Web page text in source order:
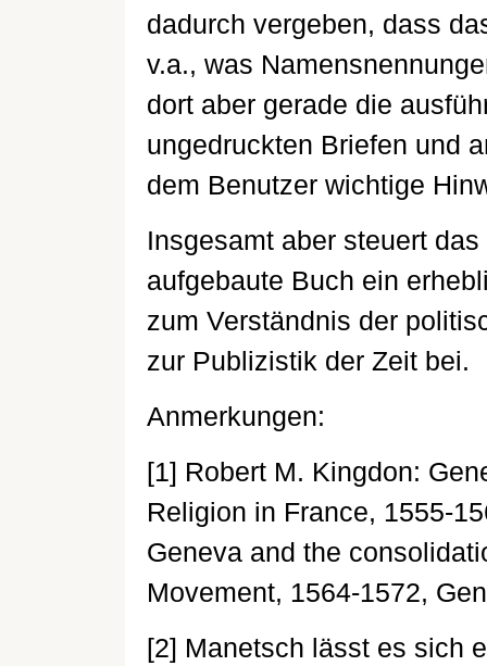
dadurch vergeben, dass
v.a., was
dort aber gerade die
ungedruckten Briefen und
dem Benutzer wichtige
Insgesamt aber steuert
aufgebaute Buch ein
zum Verständnis der
zur Publizistik der Zeit bei.
Anmerkungen:
[1] Robert M. Kingdon:
Religion in France, 1555-
Geneva and the
Movement, 1564-1572,
[2] Manetsch lässt es sich